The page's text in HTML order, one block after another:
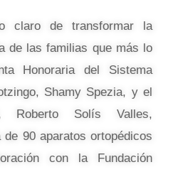
claro de transformar la
de las familias que más lo
Honoraria del Sistema
Shamy Spezia, y el
Roberto Solís Valles,
90 aparatos ortopédicos
con la Fundación